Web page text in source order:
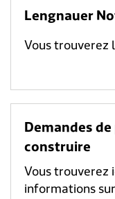
Lengnauer
Vous trouverez
Demandes
construire
Vous trouverez
informations